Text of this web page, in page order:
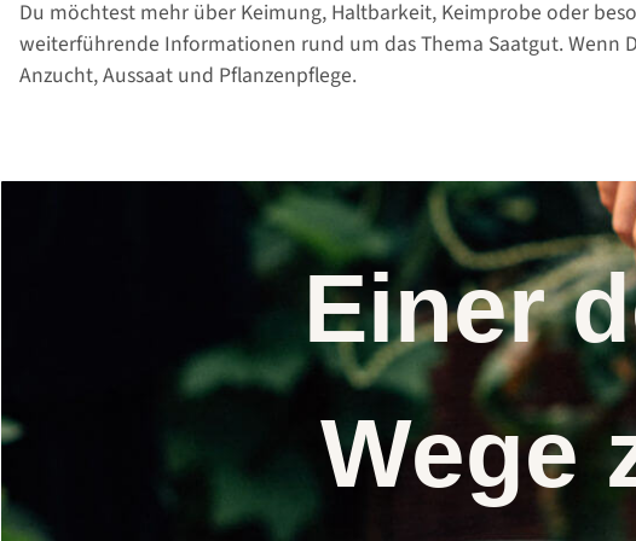
Du möchtest mehr über Keimung, Haltbarkeit, Keimprobe oder
weiterführende Informationen rund um das Thema Saatgut. Wenn
Anzucht, Aussaat und Pflanzenpflege.
Einer